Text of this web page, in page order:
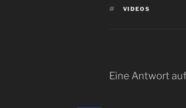
SCHLAGWÖRTER
VIDEOS
Eine Antwort